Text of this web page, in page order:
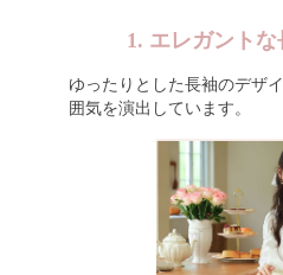
1. エレガント
ゆったりとした長袖のデザ
囲気を演出しています。